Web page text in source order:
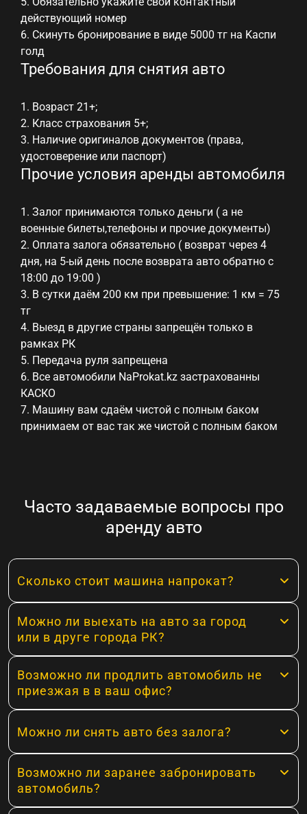
действующий номер
6. Скинуть бронирование в виде 5000 тг на Kаспи
голд
Требования для снятия авто
1. Возраст 21+;
2. Класс страхования 5+;
3. Наличие оригиналов документов (права,
удостоверение или паспорт)
Прочие условия аренды автомобиля
1. Залог принимаются только деньги ( а не
военные билеты,телефоны и прочие документы)
2. Оплата залога обязательно ( возврат через 4
дня, на 5-ый день после возврата авто обратно с
18:00 до 19:00 )
3. В сутки даём 200 км при превышение: 1 км = 75
тг
4. Выезд в другие страны запрещён только в
рамках РК
5. Передача руля запрещена
6. Все автомобили NaProkat.kz застрахованны
КАСКО
7. Машину вам сдаём чистой с полным баком
принимаем от вас так же чистой с полным баком
Часто задаваемые вопросы про
аренду авто
Сколько стоит машина напрокат?
Можно ли выехать на авто за город
или в друге города РК?
Возможно ли продлить автомобиль не
приезжая в в ваш офис?
Можно ли снять авто без залога?
Возможно ли заранее забронировать
автомобиль?